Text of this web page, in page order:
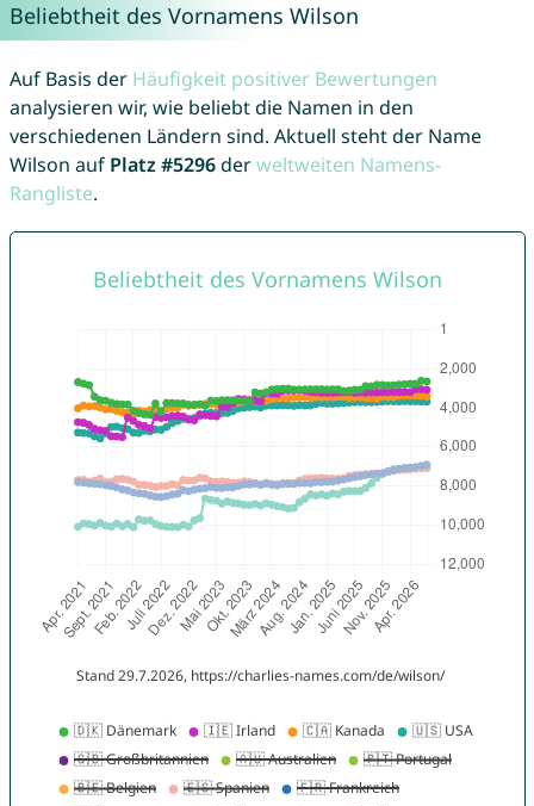
Beliebtheit des Vornamens Wilson
Auf Basis der Häufigkeit positiver Bewertungen
analysieren wir, wie beliebt die Namen in den
verschiedenen Ländern sind. Aktuell steht der Name
Wilson auf Platz #5296derweltweiten Namens-
Rangliste.